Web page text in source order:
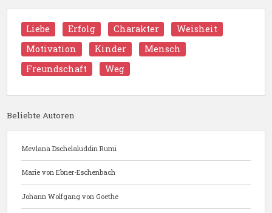
Liebe Erfolg Charakter
Weisheit
Motivation
Kinder
Mensch
Freundschaft
Weg
Beliebte Autoren
Mevlana Dschelaluddin Rumi
Marie von Ebner-Eschenbach
Johann Wolfgang von Goethe